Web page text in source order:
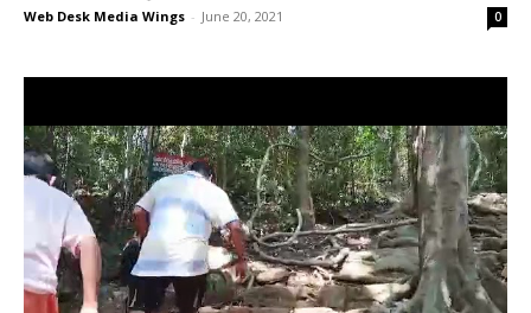
Web Desk Media Wings - June 20, 2021 0